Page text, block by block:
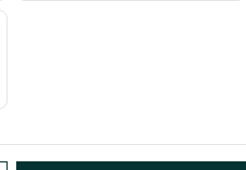
14k bílé zlato, Diamant